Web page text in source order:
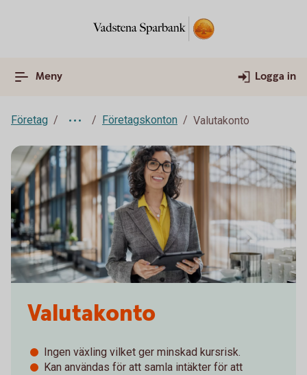
Meny Logga in
Företag Företagskonton Valutakonto
Valutakonto
Ingen växling vilket ger minskad kursrisk.
Kan användas för att samla intäkter för att